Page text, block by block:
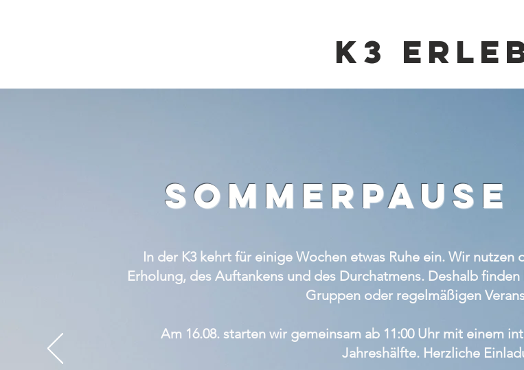
K3
In der K3 kehrt für einige Wochen etwas Ruhe ein. Wir
Erholung, des Auftankens und des Durchatmens. Deshalb
Gruppen oder regelmäßigen
Am 16.08. starten wir gemeinsam ab 11:00 Uhr mit einem
Jahreshälfte. Herzliche